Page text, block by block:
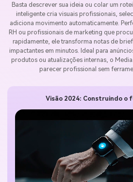
Basta descrever sua ideia ou colar um
inteligente cria visuais profissionais,
adiciona movimento automaticamente.
RH ou profissionais de marketing que
rapidamente, ele transforma notas de
impactantes em minutos. Ideal para
produtos ou atualizações internas, o
parecer profissional sem
Visão 2024: Construindo o